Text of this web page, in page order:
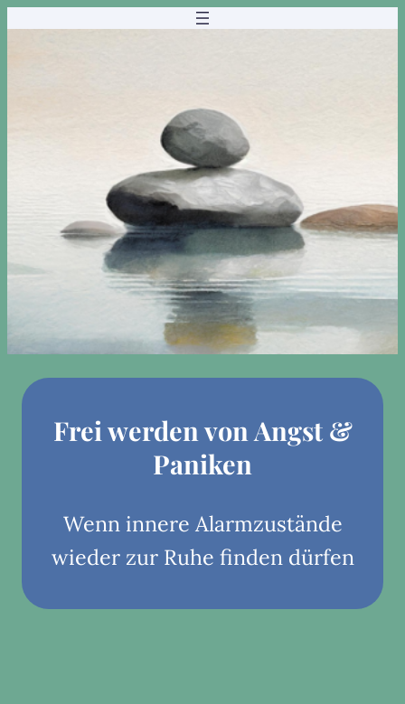
Frei werden von Angst &
Paniken
Wenn innere Alarmzustände
wieder zur Ruhe finden dürfen